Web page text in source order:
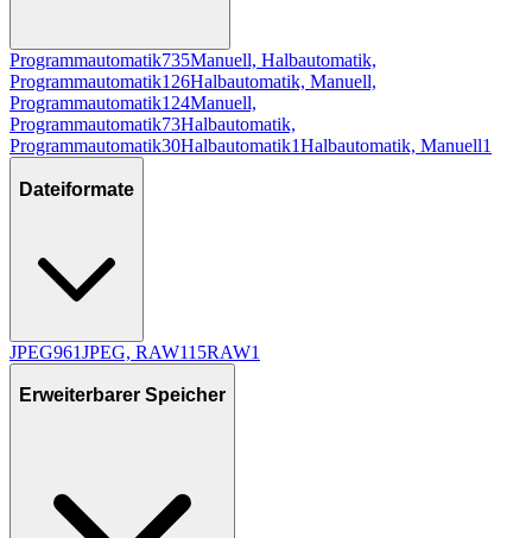
Programmautomatik735Manuell, Halbautomatik,
Programmautomatik126Halbautomatik, Manuell,
Programmautomatik124Manuell,
Programmautomatik73Halbautomatik,
Programmautomatik30Halbautomatik1Halbautomatik, Manuell1
Dateiformate
JPEG961JPEG, RAW115RAW1
Erweiterbarer Speicher